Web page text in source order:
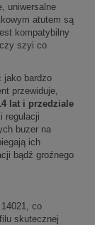
uniwersalne
atutem są
kompatybilny
szyi co
jako bardzo
przewiduje,
lat i przedziale
regulacji
buzer na
ich
bądź groźnego
co
skutecznej